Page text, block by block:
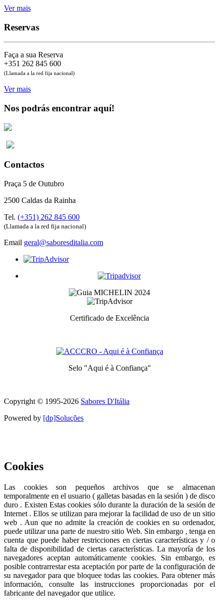
Ver mais
Reservas
Faça a sua Reserva
+351 262 845 600
(Llamada a la red fija nacional)
Ver mais
Nos podrás encontrar aquí!
Contactos
Praça 5 de Outubro
2500 Caldas da Rainha
Tel. (+351) 262 845 600
(Llamada a la red fija nacional)
Email geral@saboresditalia.com
Certificado de Excelência
Selo "Aqui é à Confiança"
Copyright © 1995-2026 Sabores D'Itália
Powered by [dp]Soluções
Cookies
Las cookies son pequeños archivos que se almacenan
temporalmente en el usuario ( galletas basadas en la sesión ) de disco
duro . Existen Estas cookies sólo durante la duración de la sesión de
Internet . Ellos se utilizan para mejorar la facilidad de uso de un sitio
web . Aun que no admite la creación de cookies en su ordenador,
puede utilizar una parte de nuestro sitio Web. Sin embargo , tenga en
cuenta que puede haber restricciones en ciertas características y / o
falta de disponibilidad de ciertas características. La mayoría de los
navegadores aceptan automáticamente cookies. Sin embargo, es
posible contrarrestar esta aceptación por parte de la configuración de
su navegador para que bloquee todas las cookies. Para obtener más
información, consulte las instrucciones proporcionadas por el
fabricante del navegador que utilice.